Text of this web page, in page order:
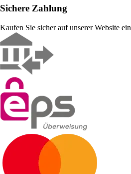
Sichere Zahlung
Kaufen Sie sicher auf unserer Website ein